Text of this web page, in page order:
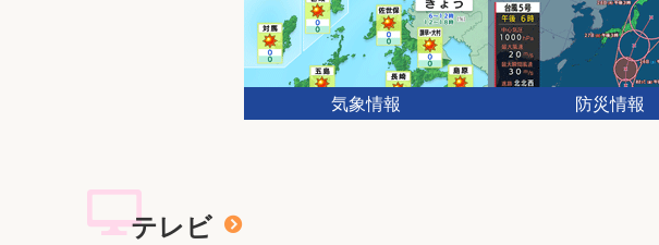
気象情報 防災情報
テレビ